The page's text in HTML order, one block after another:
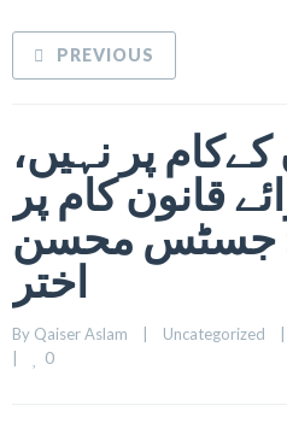
PREVIOUS
پر نہیں،
قانون کام پر
جسٹس محسن
اختر
By Qaiser Aslam Uncategorized
0